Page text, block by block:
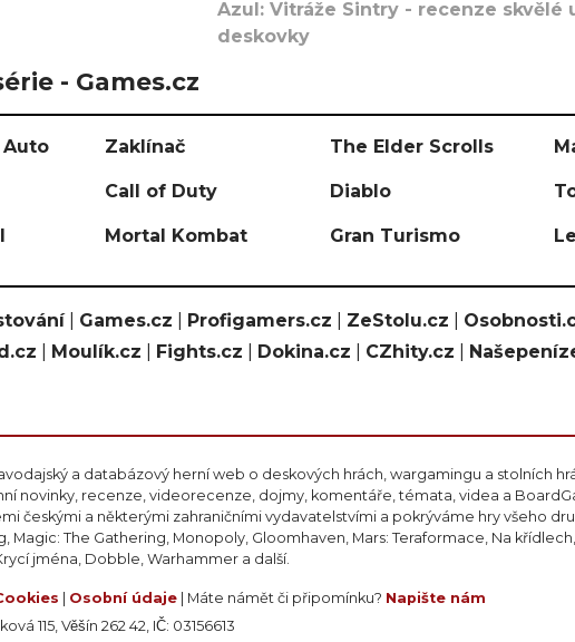
Azul: Vitráže Sintry - recenze skvělé
deskovky
- Games.cz
Zaklínač The Elder Scrolls
Call of Duty Diablo
Mortal Kombat Gran Turismo
| Games.cz Profigamers.cz ZeStolu.cz
Moulík.cz Fights.cz Dokina.cz CZhity.cz
a databázový herní web o deskových hrách, wargamingu a stolních
novinky, recenze, videorecenze, dojmy, komentáře, témata, videa a
českými a některými zahraničními vydavatelstvími a pokrýváme hry všeho
Magic: The Gathering, Monopoly, Gloomhaven, Mars: Teraformace, Na
jména, Dobble, Warhammer a další.
Osobní údaje | Máte námět či připomínku? Napište nám
115, Věšín 262 42, IČ: 03156613